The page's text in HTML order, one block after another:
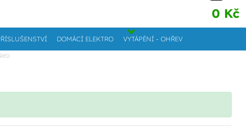
0 Kč
DOMÁCÍ ELEKTRO VYTÁPĚNÍ - OHŘEV